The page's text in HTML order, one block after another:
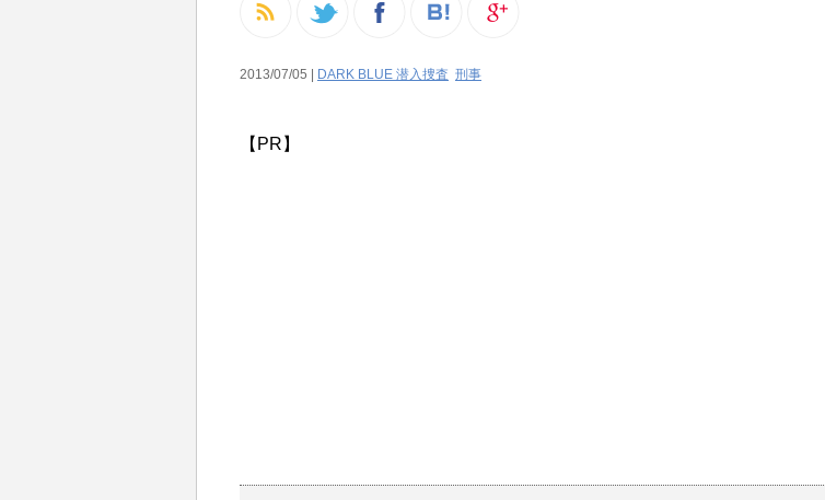
2013/07/05 | DARK BLUE 潜入捜査 刑事
【PR】